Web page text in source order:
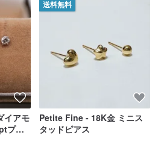
イアモ
プラ
送料無料
Petite Fine - 18K金 ミニス
タッドピアス